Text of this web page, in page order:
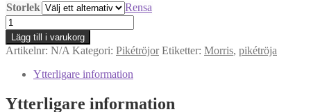
Storlek
Rensa
Morris
Dylan
Pique
Shirt
Ljusblå
mängd
Lägg till i varukorg
Artikelnr: N/A Kategori: Pikétröjor Etiketter: Morris, pikétröja
Ytterligare information
Ytterligare information